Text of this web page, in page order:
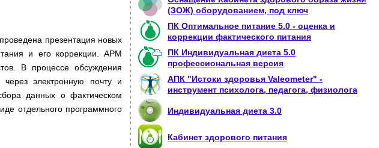
презентация новых
и его коррекции. АРМ
В процессе обсуждения
электронную почту и
данных о фактическом
отдельного программного
(ЗОЖ) оборудованием, под ключ
ПК Оптимальное питание 5.0 - оценка и
коррекции фактического питания
ПК Индивидуальная диета 5.0
профессиональная версия
АПК "Истоки здоровья Valeometer" -
инструмент психолога, педагога, физиолога
Индивидуальная диета 3.0
Кабинет здорового питания